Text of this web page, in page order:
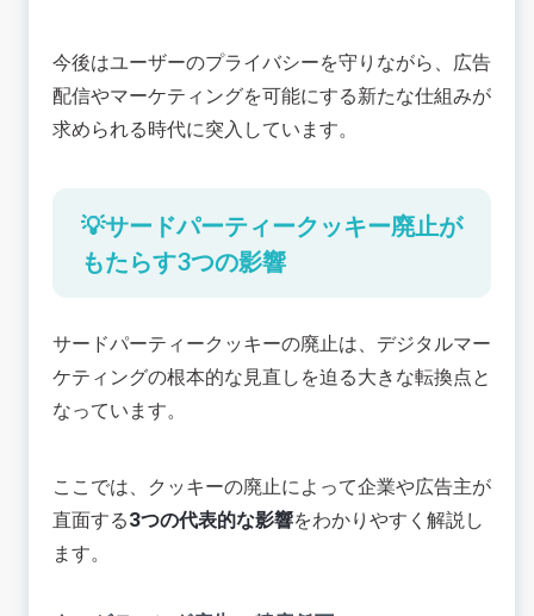
今後はユーザーのプライバシーを守りながら、広告
配信やマーケティングを可能にする新たな仕組みが
求められる時代に突入しています。
💡サードパーティークッキー廃止が
もたらす3つの影響
サードパーティークッキーの廃止は、デジタルマー
ケティングの根本的な見直しを迫る大きな転換点と
なっています。
ここでは、クッキーの廃止によって企業や広告主が
直面する3つの代表的な影響をわかりやすく解説し
ます。